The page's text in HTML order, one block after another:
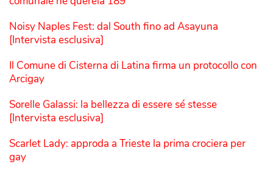
Noisy Naples Fest: dal South fino ad Asayuna
[Intervista esclusiva]
Il Comune di Cisterna di Latina firma un protocollo con
Arcigay
Sorelle Galassi: la bellezza di essere sé stesse
[Intervista esclusiva]
Scarlet Lady: approda a Trieste la prima crociera per
gay